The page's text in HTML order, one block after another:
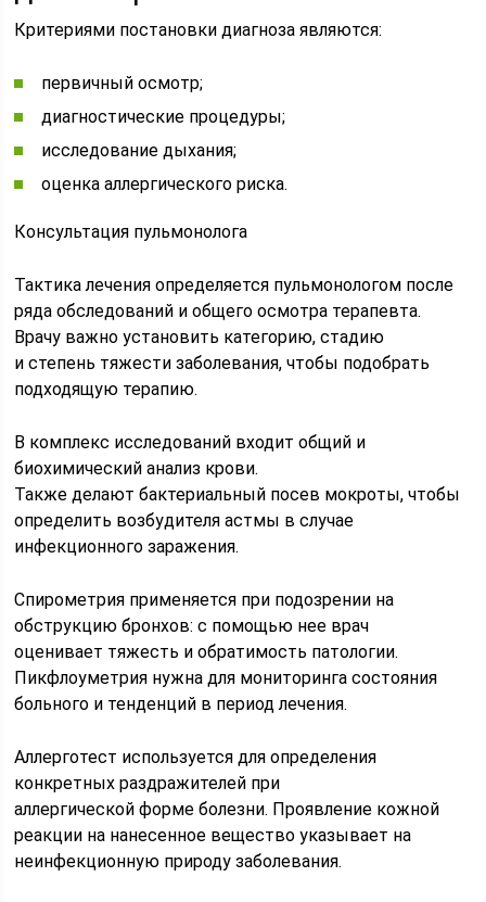
Критериями постановки диагноза являются:
первичный осмотр;
диагностические процедуры;
исследование дыхания;
оценка аллергического риска.
Консультация пульмонолога
Тактика лечения определяется пульмонологом после
ряда обследований и общего осмотра терапевта.
Врачу важно установить категорию, стадию
и степень тяжести заболевания, чтобы подобрать
подходящую терапию.
В комплекс исследований входит общий и
биохимический анализ крови.
Также делают бактериальный посев мокроты, чтобы
определить возбудителя астмы в случае
инфекционного заражения.
Спирометрия применяется при подозрении на
обструкцию бронхов: с помощью нее врач
оценивает тяжесть и обратимость патологии.
Пикфлоуметрия нужна для мониторинга состояния
больного и тенденций в период лечения.
Аллерготест используется для определения
конкретных раздражителей при
аллергической форме болезни. Проявление кожной
реакции на нанесенное вещество указывает на
неинфекционную природу заболевания.